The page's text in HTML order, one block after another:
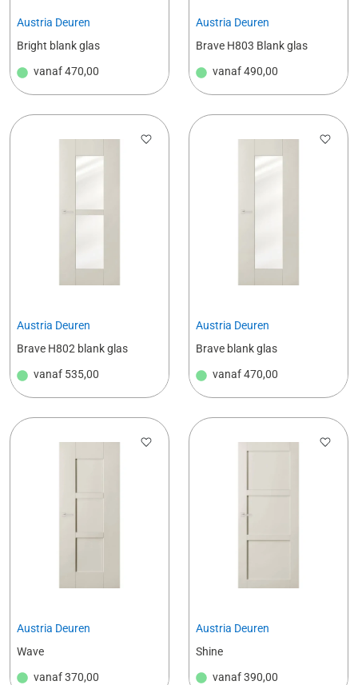
Austria Deuren
Bright blank glas
vanaf470,00
Austria Deuren
Brave H803 Blank glas
vanaf490,00
Austria Deuren
Brave H802 blank glas
vanaf 535,00
Austria Deuren
Brave blank glas
vanaf470,00
Austria Deuren
Wave
vanaf370,00
Austria Deuren
Shine
vanaf390,00